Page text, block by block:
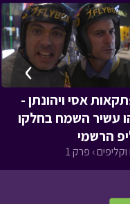
אסי ויהונתן -
עשיר השמח בחלקו
הרשמי
› פרק 1
›